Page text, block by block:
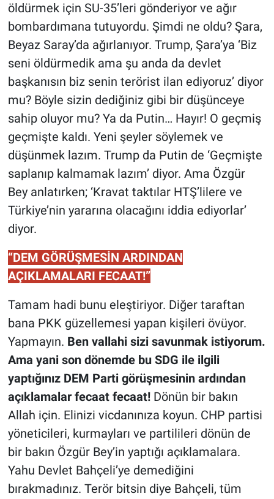
öldürmek için SU-35’leri gönderiyor ve ağır
bombardımana tutuyordu. Şimdi ne oldu? Şara,
Beyaz Saray’da ağırlanıyor. Trump, Şara’ya ‘Biz
seni öldürmedik ama şu anda da devlet
başkanısın biz senin terörist ilan ediyoruz’ diyor
mu? Böyle sizin dediğiniz gibi bir düşünceye
sahip oluyor mu? Ya da Putin… Hayır! O geçmiş
geçmişte kaldı. Yeni şeyler söylemek ve
düşünmek lazım. Trump da Putin de ‘Geçmişte
saplanıp kalmamak lazım’ diyor. Ama Özgür
Bey anlatırken; ‘Kravat taktılar HTŞ’lilere ve
Türkiye’nin yararına olacağını iddia ediyorlar’
diyor.
“DEM GÖRÜŞMESİN ARDINDAN
AÇIKLAMALARI FECAAT!”
Tamam hadi bunu eleştiriyor. Diğer taraftan
bana PKK güzellemesi yapan kişileri övüyor.
Yapmayın. Ben vallahi sizi savunmak istiyorum.
Ama yani son dönemde bu SDG ile ilgili
yaptığınız DEM Parti görüşmesinin ardından
açıklamalar fecaat fecaat! Dönün bir bakın
Allah için. Elinizi vicdanınıza koyun. CHP partisi
yöneticileri, kurmayları ve partilileri dönün de
bir bakın Özgür Bey’in yaptığı açıklamalara.
Yahu Devlet Bahçeli’ye demediğini
bırakmadınız. Terör bitsin diye Bahçeli, tüm